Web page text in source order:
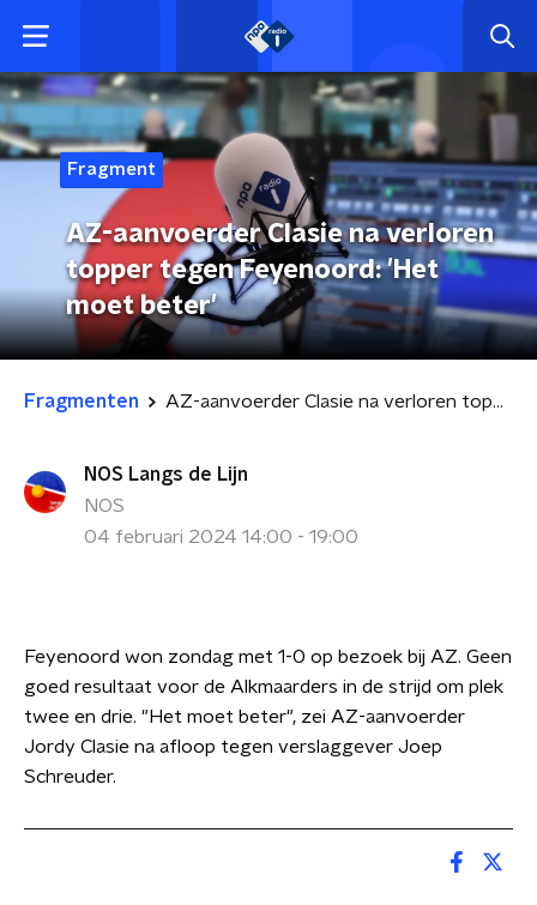
Fragment
AZ-aanvoerder Clasie na verloren
topper tegen Feyenoord: 'Het
moet beter'
Fragmenten AZ-aanvoerder Clasie na verloren topper tegen Feyenoord: 'Het moet beter'
NOS Langs de Lijn
NOS
04 februari 2024 14:00 - 19:00
Feyenoord won zondag met 1-0 op bezoek bij AZ. Geen
goed resultaat voor de Alkmaarders in de strijd om plek
twee en drie. "Het moet beter", zei AZ-aanvoerder
Jordy Clasie na afloop tegen verslaggever Joep
Schreuder.